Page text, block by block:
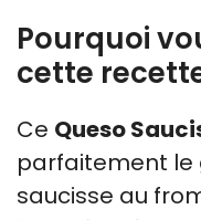
Pourquoi
cette
Ce Queso
parfaitement le
saucisse au